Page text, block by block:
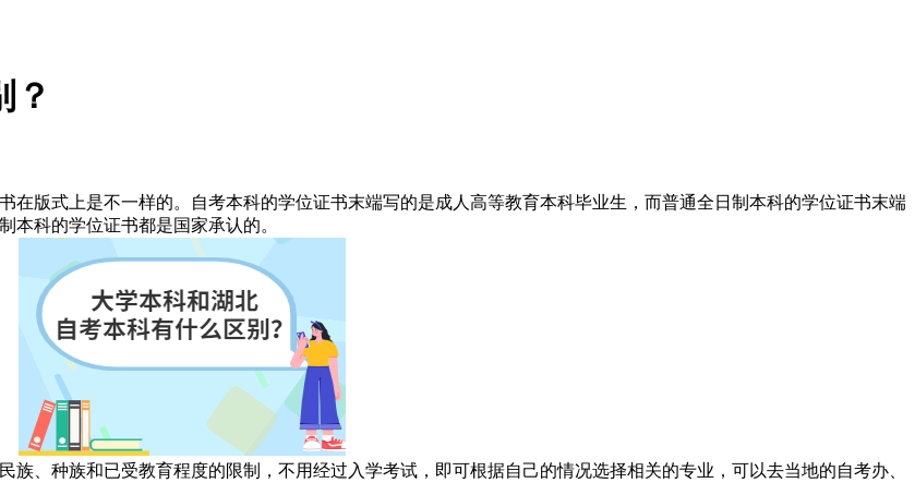
？
在版式上是不一样的。自考本科的学位证书末端写的是成人高等教育本科毕业生，而普通全日制本科的学位证书末端
本科的学位证书都是国家承认的。
、种族和已受教育程度的限制，不用经过入学考试，即可根据自己的情况选择相关的专业，可以去当地的自考办、